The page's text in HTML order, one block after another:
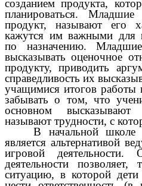
созданием продукта,
планироваться.
Младшие
продукт, называют его
кажутся им важными для
по назначению.
высказывать оценочное
продукту, приводить
справедливость их
учащимися итогов работы
забывать о том, что
основном
называют трудности, с
В начальной школе
является альтернативой
игровой деятельности.
деятельности позволяет,
ситуацию, в которой